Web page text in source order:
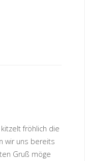
fröhlich die
wir uns bereits
Gruß möge